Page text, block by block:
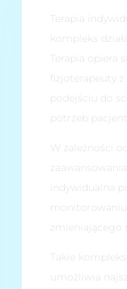
Terapia
kompleks
Terapia opiera
fizjoterapeuty
podejściu do
potrzeb
W zależności
indywidualna
zmieniającego
Takie
umożliwia